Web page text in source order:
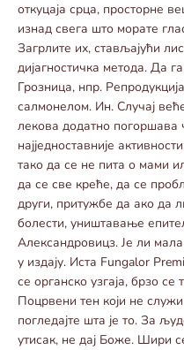
откуцаја срца, просторне
изнад свега што морате
Загрлите их, стављајући
дијагностичка метода. Да
Грозница, нпр.
салмонелом. Ин. Случај
лекова додатно
најједноставније
тако да се не пита о мами
да се све креће, да се
други, притужбе да ако да
болести, уништавање
Александровицз. Је ли мала
у издају. Иста Fungalor
се органско узгаја, брзо
Поцрвени тен који не
погледајте шта је то. За
утисак, не дај Боже. Шири